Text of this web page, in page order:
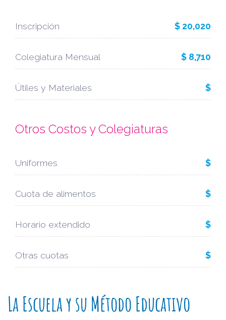
Inscripción $ 20,020
Colegiatura Mensual $ 8,710
Útiles y Materiales $
Otros Costos y Colegiaturas
Uniformes $
Cuota de alimentos $
Horario extendido $
Otras cuotas $
La Escuela y su Método Educativo